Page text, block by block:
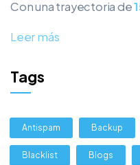
Con una trayectoria de
Leer más
Tags
Antispam Backup
Blacklist Blogs